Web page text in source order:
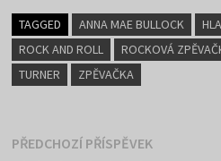
TAGGED ANNA MAE BULLOCK
ROCK AND ROLL
ROCKOVÁ
TURNER
ZPĚVAČKA
Navigace
PŘEDCHOZÍ PŘÍSPĚVEK